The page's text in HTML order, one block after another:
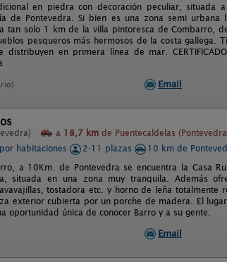
en piedra con decoración peculiar,
de Pontevedra. Si bien es una zona semi
tan solo 1 km de la villa pintoresca de Combarro,
pesqueros más hermosos de la costa gallega.
en primera línea de mar. CERTIFICADO
Email
a 18,7 km de Puentecaldelas
habitaciones
2-11 plazas 10 km de
a 10Km. de Pontevedra se encuentra la Casa
situada en una zona muy tranquila. Además
tostadora etc. y horno de leña totalmente
exterior cubierta por un porche de madera. El
oportunidad única de conocer Barro y a su gente.
Email